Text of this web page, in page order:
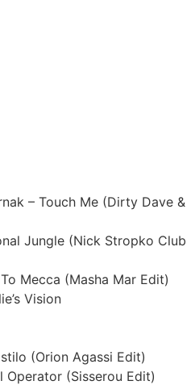
– Touch Me (Dirty Dave &
Jungle (Nick Stropko Club
Mecca (Masha Mar Edit)
Vision
(Orion Agassi Edit)
Operator (Sisserou Edit)